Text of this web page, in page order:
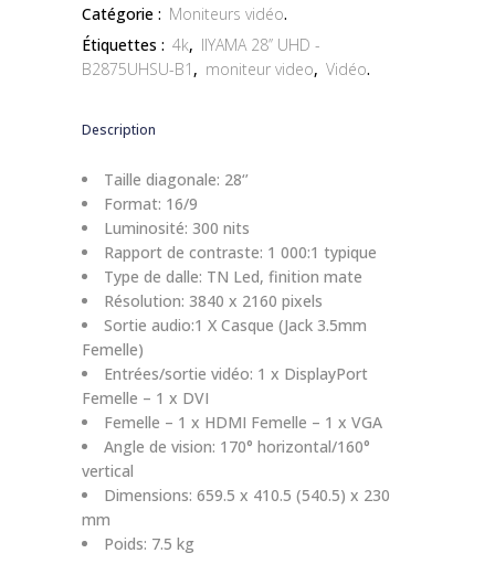
Catégorie : Moniteurs vidéo.
Étiquettes : 4k, IIYAMA 28’’ UHD -
B2875UHSU-B1 , moniteur video, Vidéo.
Description
Taille diagonale: 28‘’
Format: 16/9
Luminosité: 300 nits
Rapport de contraste: 1 000:1 typique
Type de dalle: TN Led, finition mate
Résolution: 3840 x 2160 pixels
Sortie audio:1 X Casque (Jack 3.5mm
Femelle)
Entrées/sortie vidéo: 1 x DisplayPort
Femelle – 1 x DVI
Femelle – 1 x HDMI Femelle – 1 x VGA
Angle de vision: 170° horizontal/160°
vertical
Dimensions: 659.5 x 410.5 (540.5) x 230
mm
Poids: 7.5 kg